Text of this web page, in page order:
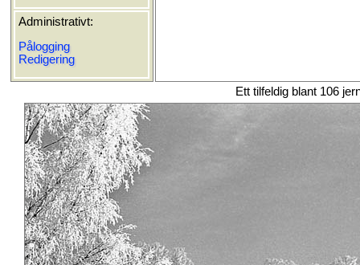
Administrativt:
Pålogging
Redigering
Ett tilfeldig blant 106